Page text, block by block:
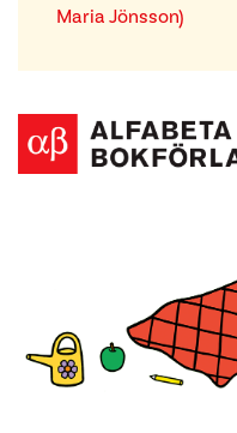
Maria Jönsson)